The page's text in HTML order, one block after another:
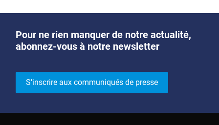
Pour ne rien manquer de notre actualité,
abonnez-vous à notre newsletter
S’inscrire aux communiqués de presse